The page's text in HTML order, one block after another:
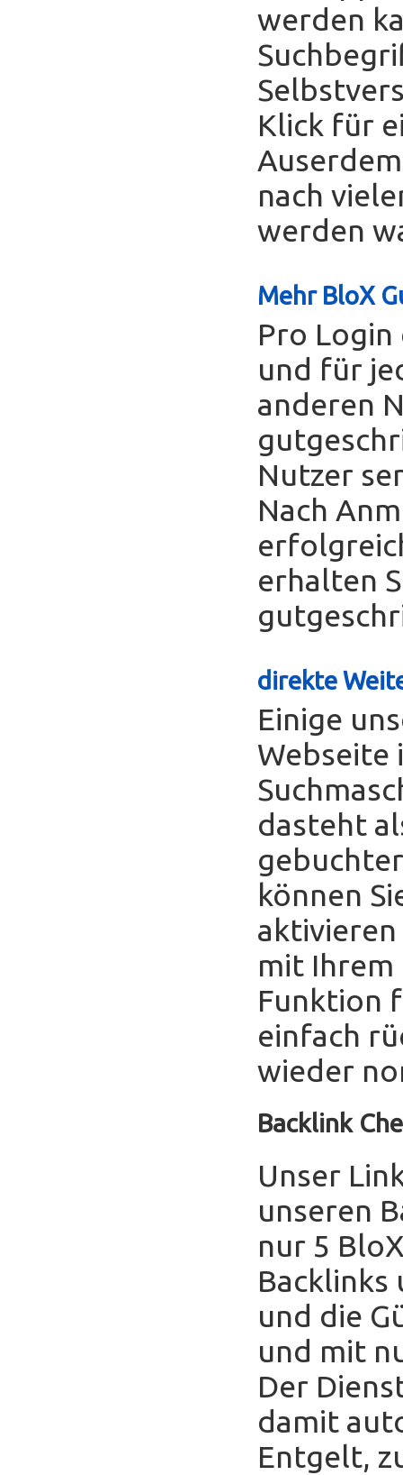
werden
Klick für
nach
werden
Mehr BloX
Pro Login
und für
anderen
Nutzer
Nach
erhalten
direkte
Einige
Webseite
dasteht
können
aktivieren
mit Ihrem
Funktion
einfach
wieder
Backlink
Unser
unseren
nur 5
und die
und mit
Der
damit
Entgelt,